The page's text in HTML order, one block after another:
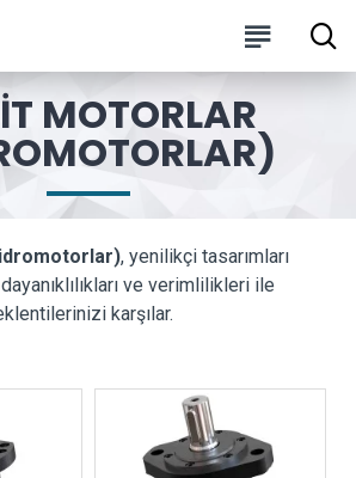
MOTORLAR
, yenilikçi tasarımları
ve verimlilikleri ile
karşılar.